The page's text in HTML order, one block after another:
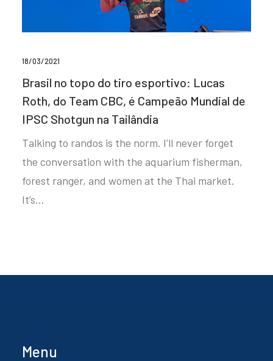
18/03/2021
Brasil no topo do tiro esportivo: Lucas
Roth, do Team CBC, é Campeão Mundial de
IPSC Shotgun na Tailândia
Talking to randos is the norm. I’ll never forget
the conversation with the aquarium fisherman,
forest ranger, and women at the Thai market.
It’s…
Menu